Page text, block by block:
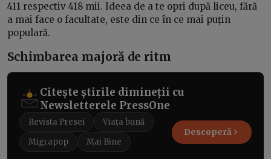
411 respectiv 418 mii. Ideea de a te opri după liceu, fără
a mai face o facultate, este din ce în ce mai puțin
populară.
Schimbarea majoră de ritm
Citește știrile dimineții cu
Newsletterele PressOne
Revista Presei
Viața bună
Migrapop
Mai Bine
Descoperă